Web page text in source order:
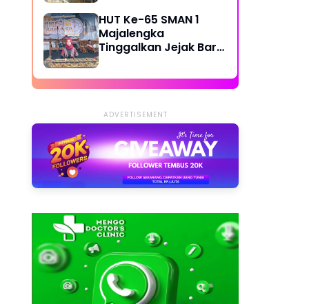
HUT Ke-65 SMAN 1
Majalengka
Tinggalkan Jejak Baru,
Fasilitas Baru Siswa
ADVERTISEMENT